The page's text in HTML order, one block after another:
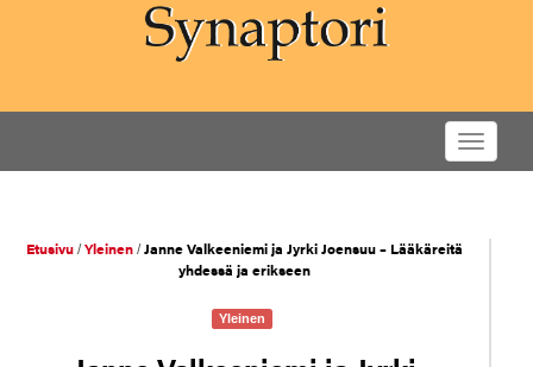
M
e
Etusivu /Yleinen /Janne Valkeeniemi ja Jyrki Joensuu – Lääkäreitä
yhdessä ja erikseen
Yleinen